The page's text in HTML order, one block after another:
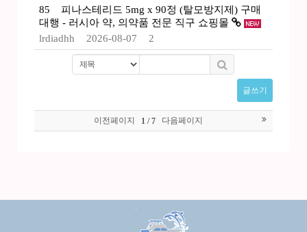
85
피나스테리드 5mg x 90정 (탈모방지제) 구매
대행 - 러시아 약, 의약품 전문 직구 쇼핑몰
lrdiadhh
2026-08-07 2
글쓰기
이전페이지 1 / 7 다음페이지